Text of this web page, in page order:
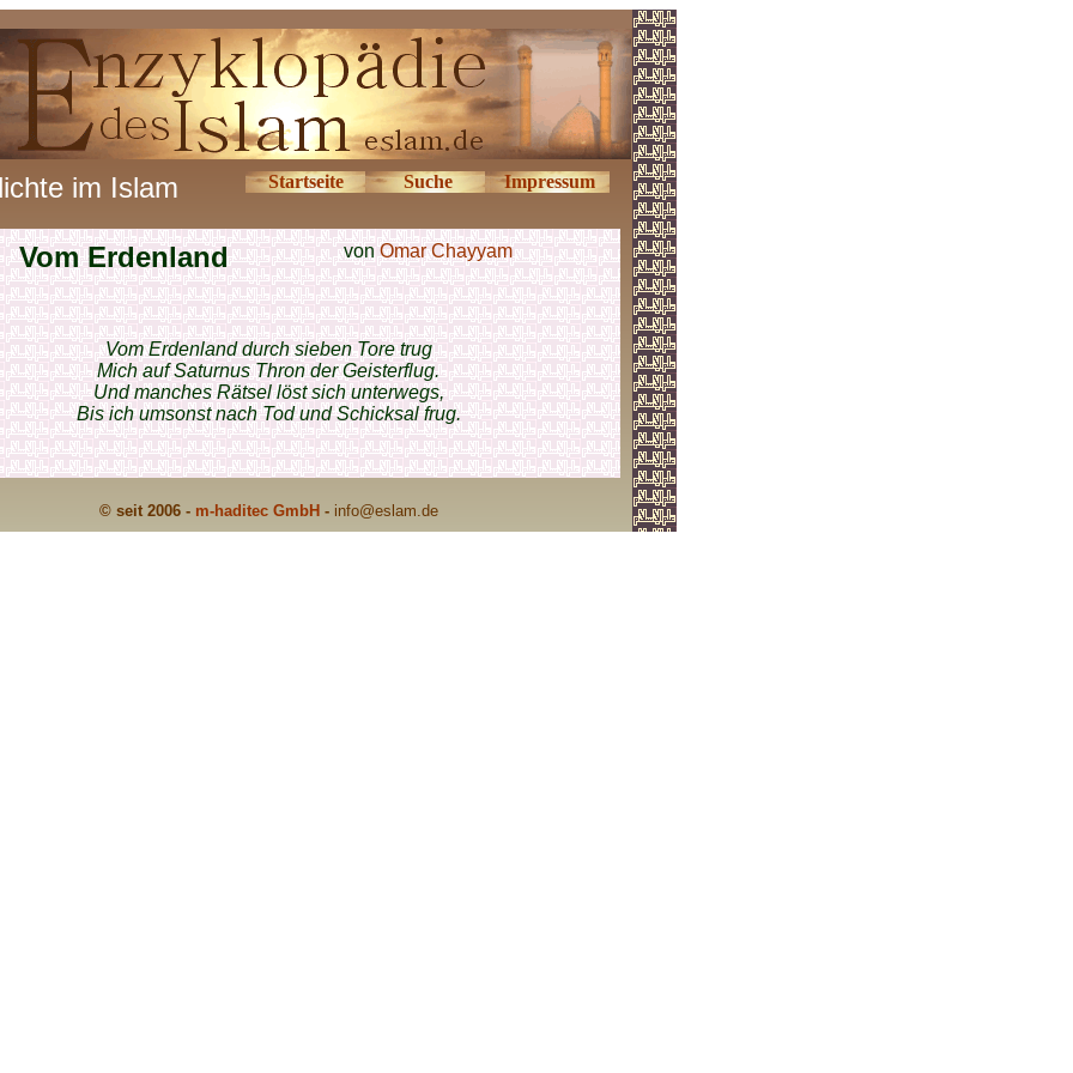
im Islam Startseite Suche Impressum
Vom Erdenland vonOmar Chayyam
Vom Erdenland durch sieben Tore trug
Mich auf Saturnus Thron der Geisterflug.
Und manches Rätsel löst sich unterwegs,
Bis ich umsonst nach Tod und Schicksal frug.
© seit 2006 - m-haditec GmbH - info@eslam.de